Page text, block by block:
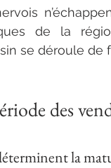
de la
se déroule de
des
la